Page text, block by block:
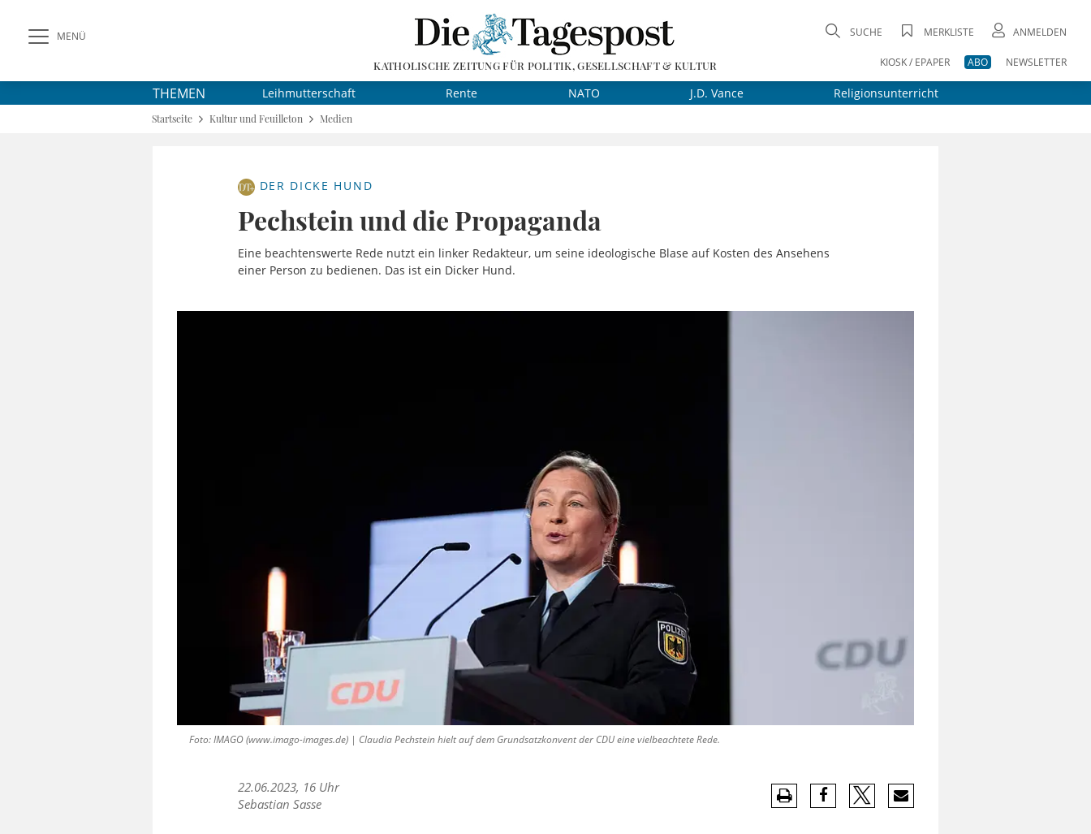
MENÜ
KATHOLISCHE ZEITUNG FÜR POLITIK, GESELLSCHAFT & KULTUR
SUCHE MERKLISTE ANMELDEN
KIOSK / EPAPER ABO NEWSLETTER
THEMEN Leihmutterschaft Rente NATO J.D. Vance Religionsunterricht
Startseite Kultur und Feuilleton Medien
DER DICKE HUND
Pechstein und die Propaganda
Eine beachtenswerte Rede nutzt ein linker Redakteur, um seine ideologische Blase auf Kosten des Ansehens
einer Person zu bedienen. Das ist ein Dicker Hund.
Foto: IMAGO (www.imago-images.de) | Claudia Pechstein hielt auf dem Grundsatzkonvent der CDU eine vielbeachtete Rede.
22.06.2023, 16 Uhr
Sebastian Sasse